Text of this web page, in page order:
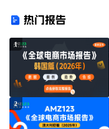
热门报告
1
2